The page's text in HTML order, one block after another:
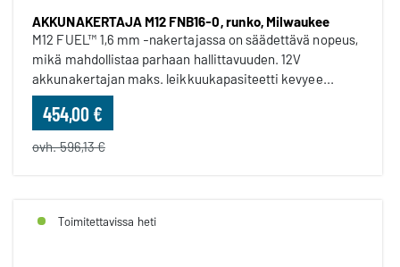
AKKUNAKERTAJA M12 FNB16-0, runko, Milwaukee
M12 FUEL™ 1,6 mm -nakertajassa on säädettävä nopeus,
mikä mahdollistaa parhaan hallittavuuden. 12V
akkunakertajan maks. leikkuukapasiteetti kevyee...
454,00 €
ovh. 596,13 €
Toimitettavissa heti